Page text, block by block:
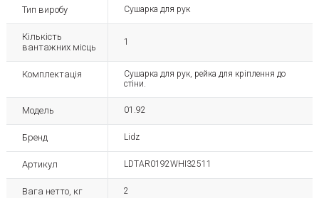
Тип виробу Сушарка для рук
Кількість
вантажних місць
1
Комплектація
Сушарка для рук, рейка для кріплення до
стіни.
Модель 01.92
Бренд Lidz
Артикул LDTAR0192WHI32511
Вага нетто, кг 2